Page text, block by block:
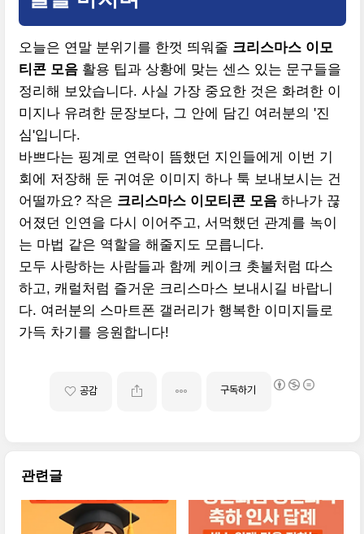
오늘은 연말 분위기를 한껏 띄워줄 크리스마스 이모
티콘 모음활용 팁과 상황에 맞는 센스 있는 문구들을
정리해 보았습니다. 사실 가장 중요한 것은 화려한 이
미지나 유려한 문장보다, 그 안에 담긴 여러분의 '진
심'입니다.
바쁘다는 핑계로 연락이 뜸했던 지인들에게 이번 기
회에 저장해 둔 귀여운 이미지 하나 툭 보내보시는 건
어떨까요? 작은 크리스마스 이모티콘 모음하나가 끊
어졌던 인연을 다시 이어주고, 서먹했던 관계를 녹이
는 마법 같은 역할을 해줄지도 모릅니다.
모두 사랑하는 사람들과 함께 케이크 촛불처럼 따스
하고, 캐럴처럼 즐거운 크리스마스 보내시길 바랍니
다. 여러분의 스마트폰 갤러리가 행복한 이미지들로
가득 차기를 응원합니다!
공감 구독하기
관련글